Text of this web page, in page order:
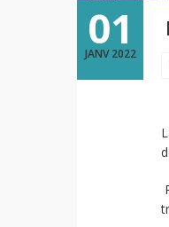
01
JANV 2022